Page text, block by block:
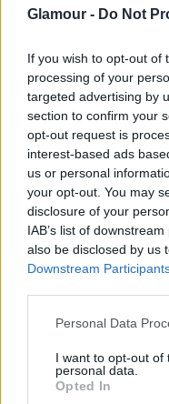
Glamour - Do Not
If you wish to opt-out of
processing of your
targeted advertising by
section to confirm your
opt-out request is
interest-based ads
us or personal
your opt-out. You may
disclosure of your
IAB’s list of
also be disclosed by us
Downstream
Please note that this
not limited to your visit
grant or deny consent
use your data for below
Personal Data
I want to opt-out of
personal data.
Opted In
ÉLETMÓD
5 dolog, amit
elmondani az
szeretnék,